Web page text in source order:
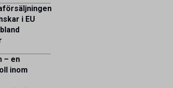
i EU
– en
inom